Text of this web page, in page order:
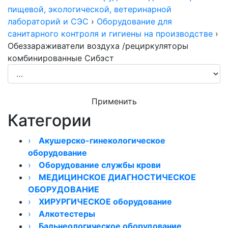
пищевой, экологической, ветеринарной
лабораторий и СЭС › Оборудование для
санитарного контроля и гигиены на производстве ›
Обеззараживатели воздуха /рециркуляторы
комбинированные Сибэст
Применить
Категории
›
Акушерско-гинекологическое
оборудование
Кольпоскопы
Кольпоскоп КС-02
Кольпоскопы КС-01
Кольпоскопы модели 050/054
Кольпоскопы КС
Кольпоскопы бинокулярные
Видеокольпоскопы
Гинекологическое оборудование ТРИМА
Мониторы фетальные
Монитор фетальный Сономед
Монитор фетальный ComenStar
Кресла гинекологические
Кресла гинекологические Welle
Фототерапия новорожденных
›
Оборудование службы крови
Размораживатели плазмы
Миксер донорской крови
Аппарат для плазмафереза
Счетчики лейкоцитарной формулы крови
Плазмоэкстрактор
›
МЕДИЦИНСКОЕ ДИАГНОСТИЧЕСКОЕ
ОБОРУДОВАНИЕ
Кардиостимулятор
Вибротестеры
Электроэнцефалографы
›
ХИРУРГИЧЕСКОЕ оборудование
Аппараты электрохирургические
ЭХВЧ и радиоволновые аппараты
Отсасыватели хирургические
›
Алкотестеры
Алкотестеры для медицинского
› Бальнеологическое оборудование